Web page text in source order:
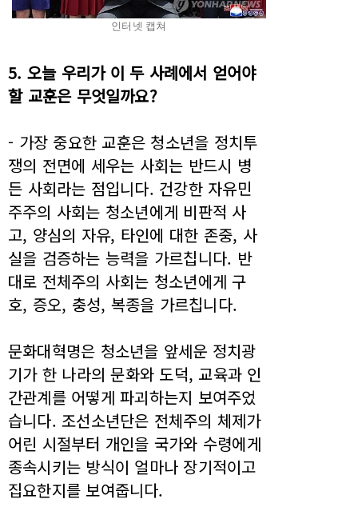
인터넷 캡쳐
5. 오늘 우리가 이 두 사례에서 얻어야
할 교훈은 무엇일까요?
- 가장 중요한 교훈은 청소년을 정치투
쟁의 전면에 세우는 사회는 반드시 병
든 사회라는 점입니다. 건강한 자유민
주주의 사회는 청소년에게 비판적 사
고, 양심의 자유, 타인에 대한 존중, 사
실을 검증하는 능력을 가르칩니다. 반
대로 전체주의 사회는 청소년에게 구
호, 증오, 충성, 복종을 가르칩니다.
문화대혁명은 청소년을 앞세운 정치광
기가 한 나라의 문화와 도덕, 교육과 인
간관계를 어떻게 파괴하는지 보여주었
습니다. 조선소년단은 전체주의 체제가
어린 시절부터 개인을 국가와 수령에게
종속시키는 방식이 얼마나 장기적이고
집요한지를 보여줍니다.